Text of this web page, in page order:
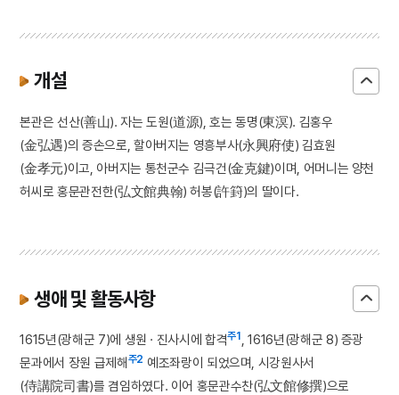
개설
본관은 선산(善山). 자는 도원(道源), 호는 동명(東溟). 김홍우
(金弘遇)의 증손으로, 할아버지는 영흥부사(永興府使) 김효원
(金孝元)이고, 아버지는 통천군수 김극건(金克鍵)이며, 어머니는 양천
허씨로 홍문관전한(弘文館典翰) 허봉(許篈)의 딸이다.
생애 및 활동사항
1615년(광해군 7)에 생원 · 진사시에 합격주1
, 1616년(광해군 8) 증광
문과에서 장원 급제해주2 예조좌랑이 되었으며, 시강원사서
(侍講院司書)를 겸임하였다. 이어 홍문관수찬(弘文館修撰)으로